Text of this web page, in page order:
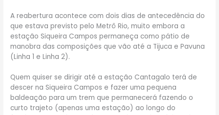
A reabertura acontece com dois dias de antecedência do
que estava previsto pelo Metrô Rio, muito embora a
estação Siqueira Campos permaneça como pátio de
manobra das composições que vão até a Tijuca e Pavuna
(Linha 1 e Linha 2).
Quem quiser se dirigir até a estação Cantagalo terá de
descer na Siqueira Campos e fazer uma pequena
baldeação para um trem que permanecerá fazendo o
curto trajeto (apenas uma estação) ao longo do